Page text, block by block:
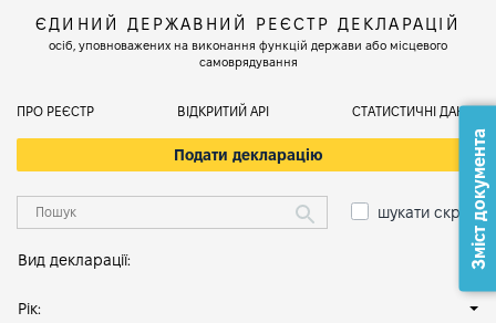
ЄДИНИЙ ДЕРЖАВНИЙ РЕЄСТР ДЕКЛАРАЦІЙ
осіб, уповноважених на виконання функцій держави або місцевого
самоврядування
ПРО РЕЄСТР ВІДКРИТИЙ АРІ СТАТИСТИЧНІ ДАНІ
Подати декларацію
шукати скрізь
Вид декларації:
Рік:
Зміст документа